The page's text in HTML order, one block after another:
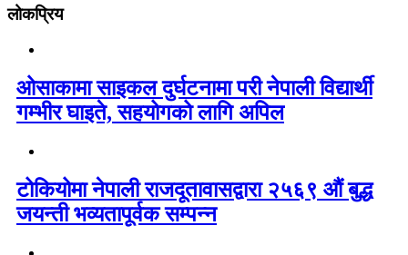
लोकप्रिय
ओसाकामा साइकल दुर्घटनामा परी नेपाली विद्यार्थी
गम्भीर घाइते, सहयोगको लागि अपिल
टोकियोमा नेपाली राजदूतावासद्वारा २५६९ औं बुद्ध
जयन्ती भव्यतापूर्वक सम्पन्न